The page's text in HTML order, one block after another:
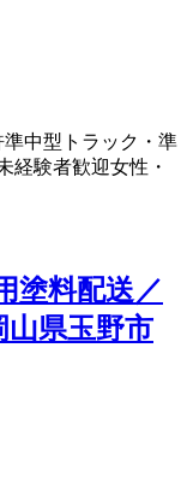
準中型トラック・準
経験者歓迎女性・
塗料配送／
県玉野市